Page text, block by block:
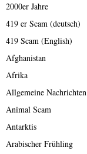
2000er Jahre
419 er Scam (deutsch)
419 Scam (English)
Afghanistan
Afrika
Allgemeine Nachrichten
Animal Scam
Antarktis
Arabischer Frühling